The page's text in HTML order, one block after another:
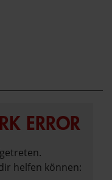
ERROR
helfen können: